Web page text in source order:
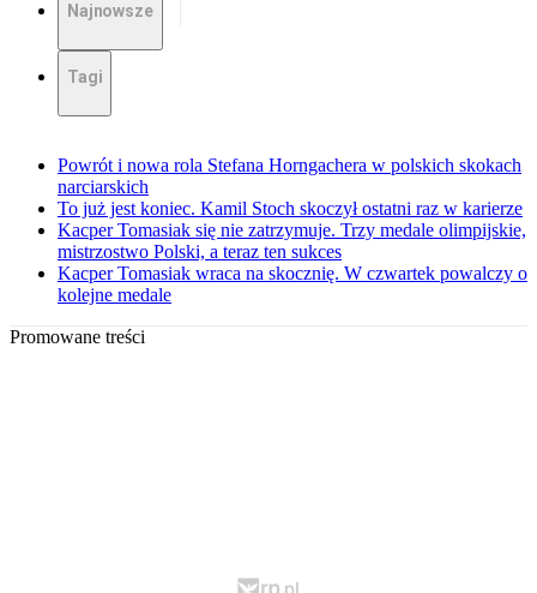
Najnowsze
Tagi
Powrót i nowa rola Stefana Horngachera w polskich skokach
narciarskich
To już jest koniec. Kamil Stoch skoczył ostatni raz w karierze
Kacper Tomasiak się nie zatrzymuje. Trzy medale olimpijskie,
mistrzostwo Polski, a teraz ten sukces
Kacper Tomasiak wraca na skocznię. W czwartek powalczy o
kolejne medale
Promowane treści